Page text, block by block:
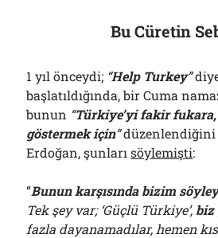
Bu Cüretin
1 yıl önceydi; “Help Turkey”
başlatıldığında, bir Cuma
bunun “Türkiye’yi fakir
göstermek için”düzenlendiğini
Erdoğan, şunlarısöylemişti:
“Bunun karşısında bizim
Tek şey var; ‘Güçlü Türkiye’, biz
fazla dayanamadılar, hemen